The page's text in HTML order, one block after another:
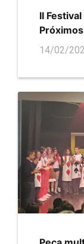
II
14/02/